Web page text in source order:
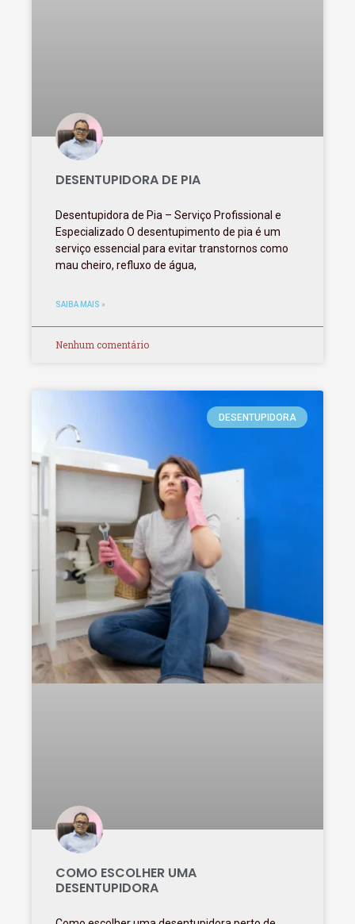
DESENTUPIDORA DE PIA
Desentupidora de Pia – Serviço Profissional e
Especializado O desentupimento de pia é um
serviço essencial para evitar transtornos como
mau cheiro, refluxo de água,
SAIBA MAIS »
Nenhum comentário
DESENTUPIDORA
COMO ESCOLHER UMA
DESENTUPIDORA